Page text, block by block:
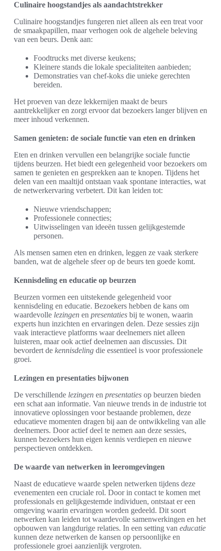
Culinaire hoogstandjes als aandachtstrekker
Culinaire hoogstandjes fungeren niet alleen als een treat voor
de smaakpapillen, maar verhogen ook de algehele beleving
van een beurs. Denk aan:
Foodtrucks met diverse keukens;
Kleinere stands die lokale specialiteiten aanbieden;
Demonstraties van chef-koks die unieke gerechten
bereiden.
Het proeven van deze lekkernijen maakt de beurs
aantrekkelijker en zorgt ervoor dat bezoekers langer blijven en
meer inhoud verkennen.
Samen genieten: de sociale functie van eten en drinken
Eten en drinken vervullen een belangrijke sociale functie
tijdens beurzen. Het biedt een gelegenheid voor bezoekers om
samen te genieten en gesprekken aan te knopen. Tijdens het
delen van een maaltijd ontstaan vaak spontane interacties, wat
de netwerkervaring verbetert. Dit kan leiden tot:
Nieuwe vriendschappen;
Professionele connecties;
Uitwisselingen van ideeën tussen gelijkgestemde
personen.
Als mensen samen eten en drinken, leggen ze vaak sterkere
banden, wat de algehele sfeer op de beurs ten goede komt.
Kennisdeling en educatie op beurzen
Beurzen vormen een uitstekende gelegenheid voor
kennisdeling en educatie. Bezoekers hebben de kans om
waardevolle lezingen en presentaties bij te wonen, waarin
experts hun inzichten en ervaringen delen. Deze sessies zijn
vaak interactieve platforms waar deelnemers niet alleen
luisteren, maar ook actief deelnemen aan discussies. Dit
bevordert de kennisdeling die essentieel is voor professionele
groei.
Lezingen en presentaties bijwonen
De verschillende lezingen en presentaties op beurzen bieden
een schat aan informatie. Van nieuwe trends in de industrie tot
innovatieve oplossingen voor bestaande problemen, deze
educatieve momenten dragen bij aan de ontwikkeling van alle
deelnemers. Door actief deel te nemen aan deze sessies,
kunnen bezoekers hun eigen kennis verdiepen en nieuwe
perspectieven ontdekken.
De waarde van netwerken in leeromgevingen
Naast de educatieve waarde spelen netwerken tijdens deze
evenementen een cruciale rol. Door in contact te komen met
professionals en gelijkgestemde individuen, ontstaat er een
omgeving waarin ervaringen worden gedeeld. Dit soort
netwerken kan leiden tot waardevolle samenwerkingen en het
opbouwen van langdurige relaties. In een setting van educatie
kunnen deze netwerken de kansen op persoonlijke en
professionele groei aanzienlijk vergroten.